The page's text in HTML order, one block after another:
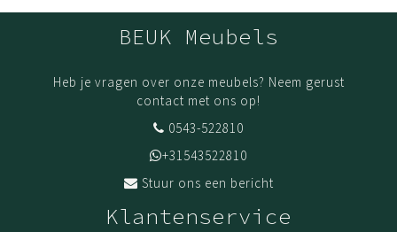
BEUK Meubels
Heb je vragen over onze meubels? Neem gerust
contact met ons op!
0543-522810
+31543522810
Stuur ons een bericht
Klantenservice